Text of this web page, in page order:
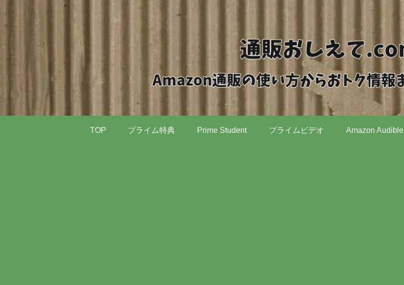
TOP プライム特典 Prime Student プライムビデオ Amazon Audible